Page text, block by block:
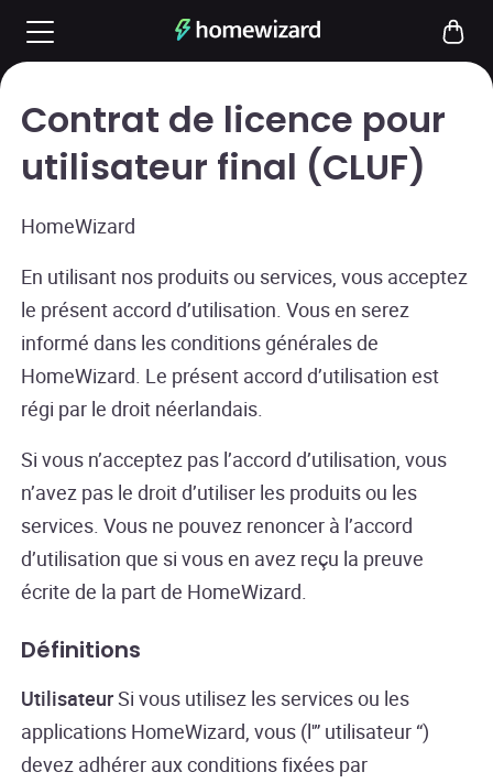
Contrat de licence pour
utilisateur final (CLUF)
HomeWizard
En utilisant nos produits ou services, vous acceptez
le présent accord d’utilisation. Vous en serez
informé dans les conditions générales de
HomeWizard. Le présent accord d’utilisation est
régi par le droit néerlandais.
Si vous n’acceptez pas l’accord d’utilisation, vous
n’avez pas le droit d’utiliser les produits ou les
services. Vous ne pouvez renoncer à l’accord
d’utilisation que si vous en avez reçu la preuve
écrite de la part de HomeWizard.
Définitions
UtilisateurSi vous utilisez les services ou les
applications HomeWizard, vous (l'” utilisateur “)
devez adhérer aux conditions fixées par